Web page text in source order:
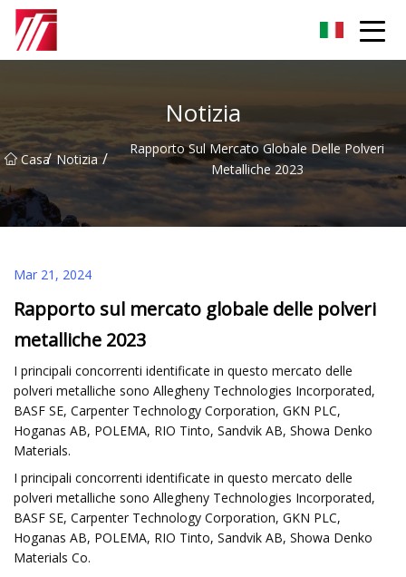
Notizia
Casa/ Notizia /
Rapporto Sul Mercato Globale Delle Polveri
Metalliche 2023
Mar 21, 2024
Rapporto sul mercato globale delle polveri
metalliche 2023
I principali concorrenti identificate in questo mercato delle
polveri metalliche sono Allegheny Technologies Incorporated,
BASF SE, Carpenter Technology Corporation, GKN PLC,
Hoganas AB, POLEMA, RIO Tinto, Sandvik AB, Showa Denko
Materials.
I principali concorrenti identificate in questo mercato delle
polveri metalliche sono Allegheny Technologies Incorporated,
BASF SE, Carpenter Technology Corporation, GKN PLC,
Hoganas AB, POLEMA, RIO Tinto, Sandvik AB, Showa Denko
Materials Co.